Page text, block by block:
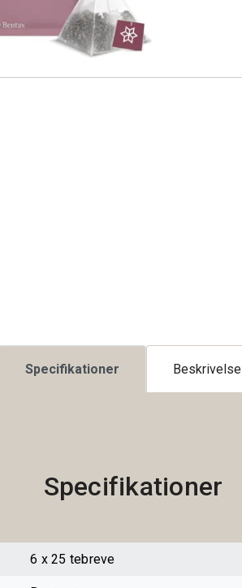
Specifikationer Beskrivelse
Specifikationer
6 x 25 tebreve